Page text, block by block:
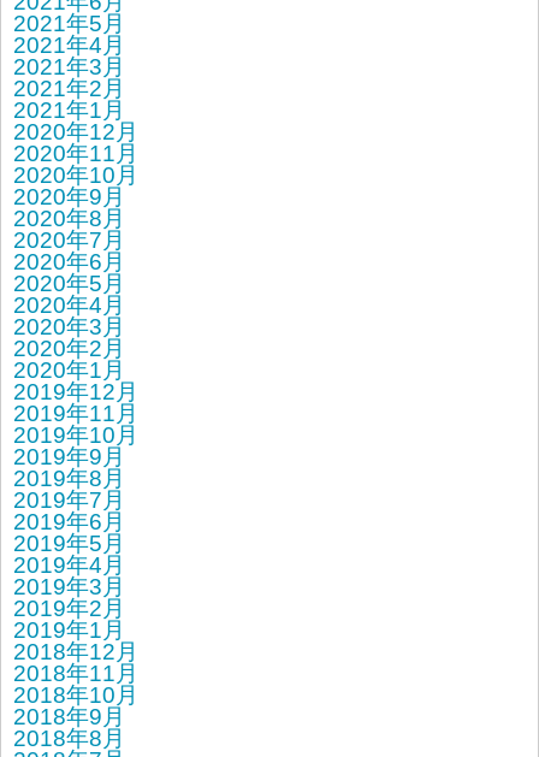
2021年5月
2021年4月
2021年3月
2021年2月
2021年1月
2020年12月
2020年11月
2020年10月
2020年9月
2020年8月
2020年7月
2020年6月
2020年5月
2020年4月
2020年3月
2020年2月
2020年1月
2019年12月
2019年11月
2019年10月
2019年9月
2019年8月
2019年7月
2019年6月
2019年5月
2019年4月
2019年3月
2019年2月
2019年1月
2018年12月
2018年11月
2018年10月
2018年9月
2018年8月